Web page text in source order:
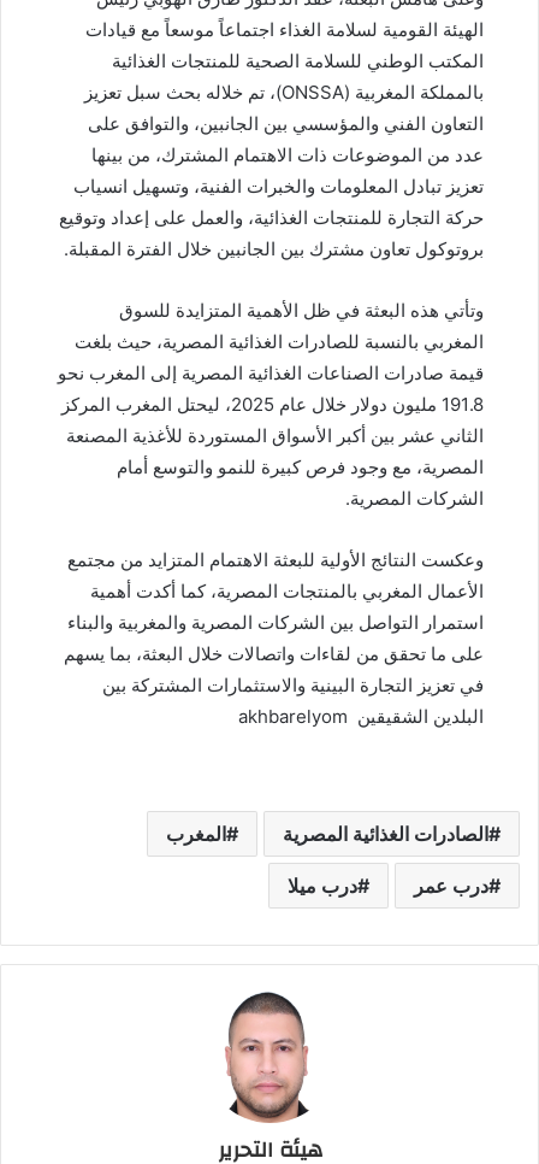
الهيئة القومية لسلامة الغذاء اجتماعاً موسعاً مع قيادات
المكتب الوطني للسلامة الصحية للمنتجات الغذائية
بالمملكة المغربية (ONSSA)، تم خلاله بحث سبل تعزيز
التعاون الفني والمؤسسي بين الجانبين، والتوافق على
عدد من الموضوعات ذات الاهتمام المشترك، من بينها
تعزيز تبادل المعلومات والخبرات الفنية، وتسهيل انسياب
حركة التجارة للمنتجات الغذائية، والعمل على إعداد وتوقيع
بروتوكول تعاون مشترك بين الجانبين خلال الفترة المقبلة.
وتأتي هذه البعثة في ظل الأهمية المتزايدة للسوق
المغربي بالنسبة للصادرات الغذائية المصرية، حيث بلغت
قيمة صادرات الصناعات الغذائية المصرية إلى المغرب نحو
191.8 مليون دولار خلال عام 2025، ليحتل المغرب المركز
الثاني عشر بين أكبر الأسواق المستوردة للأغذية المصنعة
المصرية، مع وجود فرص كبيرة للنمو والتوسع أمام
الشركات المصرية.
وعكست النتائج الأولية للبعثة الاهتمام المتزايد من مجتمع
الأعمال المغربي بالمنتجات المصرية، كما أكدت أهمية
استمرار التواصل بين الشركات المصرية والمغربية والبناء
على ما تحقق من لقاءات واتصالات خلال البعثة، بما يسهم
في تعزيز التجارة البينية والاستثمارات المشتركة بين
البلدين الشقيقين akhbarelyom
الصادرات الغذائية المصرية المغرب
درب عمر درب ميلا
هيئة التحرير